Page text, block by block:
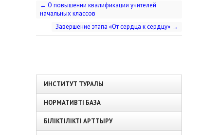
← О повышении квалификации учителей
начальных классов
Завершение этапа «От сердца к сердцу» →
ИНСТИТУТ ТУРАЛЫ
НОРМАТИВТІ БАЗА
БІЛІКТІЛІКТІ АРТТЫРУ